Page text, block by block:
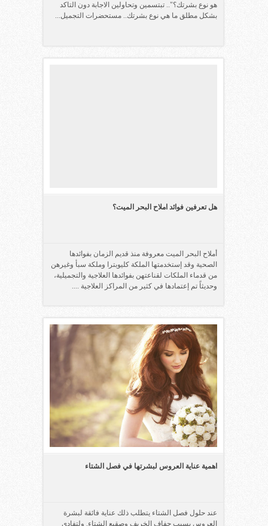
هو نوع بشرتك؟".. تبتسمين وتحاولين الاجابة دون التاكد
بشكل مطلق ما هي نوع بشرتك.. مستحضرات التجميل...
هل تعرفين فوائد املاح البحر الميت؟
أملاح البحر الميت معروفة منذ قديم الزمان بفوائدها
الصحية وقد إستخدمتها الملكة كليوبترا وملكة سبأ وغيرهن
من قدماء الملكات لقناعتهن بفوائدها العلاجية والتجميلية،
وحديثاً تم إعتمادها في كثير من المراكز العلاجية ....
اهمية عناية العروس لبشرتها في فصل الشتاء
عند حلول فصل الشتاء يتطلب ذلك عناية فائقة لبشرة
العروس بسبب جفاف الخريف وصقيع الشتاء. ولتفادي